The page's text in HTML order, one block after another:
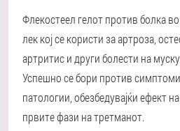
Флекостеел гелот против болка
лек кој се користи за артроза,
артритис и други болести на
Успешно се бори против
патологии, обезбедувајќи ефект
првите фази на третманот.